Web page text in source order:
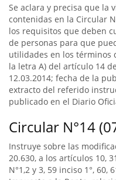
Se aclara y precisa que la
contenidas en la Circular
los requisitos que deben
de personas para que
utilidades en los términos
la letra A) del artículo 14
12.03.2014; fecha de la
extracto del referido
publicado en el Diario
Circular N°14
Instruye sobre las
20.630, a los artículos 10,
N°1,2 y 3, 59 inciso 1°, 60,